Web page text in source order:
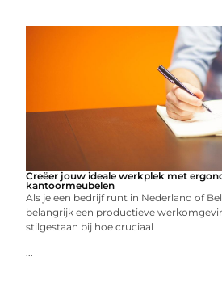
Creëer jouw ideale werkplek met
kantoormeubelen
Als je een bedrijf runt in Nederland of
belangrijk een productieve
stilgestaan bij hoe cruciaal
...